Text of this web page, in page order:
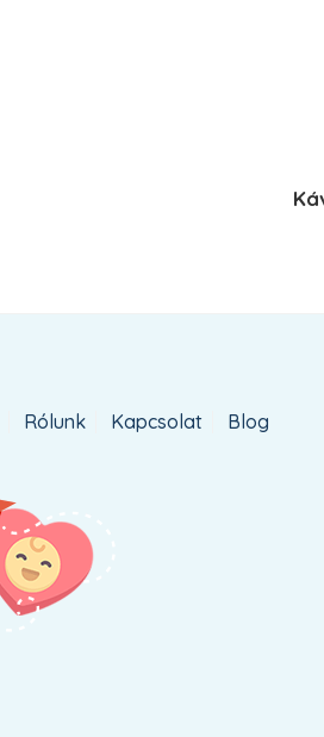
Rólunk Kapcsolat Blog